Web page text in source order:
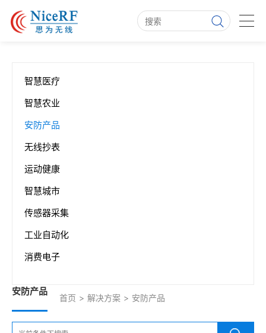
智慧医疗
智慧农业
安防产品
无线抄表
运动健康
智慧城市
传感器采集
工业自动化
消费电子
安防产品
首页 > 解决方案 > 安防产品